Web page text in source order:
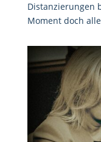
Distanzierungen
Moment doch